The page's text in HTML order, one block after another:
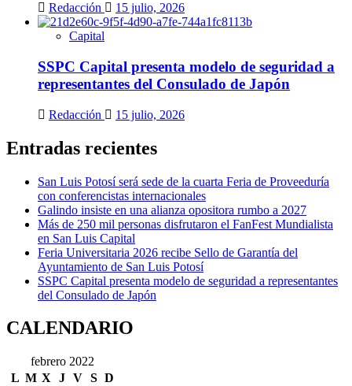
Redacción 15 julio, 2026
Capital
SSPC Capital presenta modelo de seguridad a
representantes del Consulado de Japón
Redacción 15 julio, 2026
Entradas recientes
San Luis Potosí será sede de la cuarta Feria de Proveeduría
con conferencistas internacionales
Galindo insiste en una alianza opositora rumbo a 2027
Más de 250 mil personas disfrutaron el FanFest Mundialista
en San Luis Capital
Feria Universitaria 2026 recibe Sello de Garantía del
Ayuntamiento de San Luis Potosí
SSPC Capital presenta modelo de seguridad a representantes
del Consulado de Japón
CALENDARIO
febrero 2022
L M X J V S D